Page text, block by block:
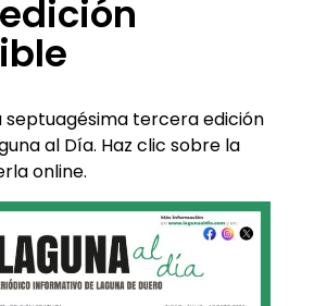
septuagésima tercera edición
al Día. Haz clic sobre la
online.